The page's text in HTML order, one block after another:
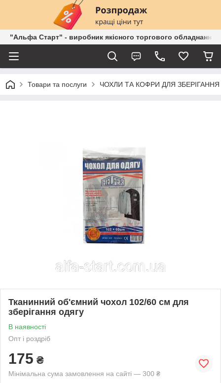
"Альфа Старт" - виробник якісного торгового обладнання
Товари та послуги ЧОХЛИ ТА КОФРИ ДЛЯ ЗБЕРІГАННЯ
Тканинний об'ємний чохол 102/60 см для
зберігання одягу
В наявності
Опт і роздріб
175 ₴
Мінімальна сума замовлення на сайті — 300 ₴